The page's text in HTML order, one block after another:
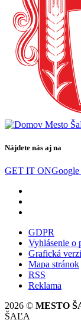
Nájdete nás aj na
GET IT ONGoogle
GDPR
Vyhlásenie o
Grafická
Mapa stránok
RSS
Reklama
2026 © MESTO
ŠAĽA